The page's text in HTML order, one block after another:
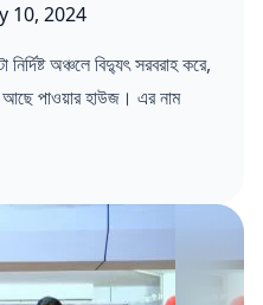
on:
10, 2024
অঞ্চলে বিদ্যুৎ সরবরাহ করে,
পাওয়ার হাউজ। এর নাম